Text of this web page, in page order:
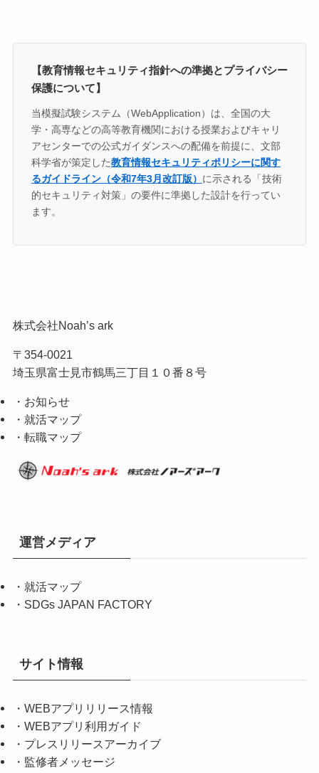
【教育情報セキュリティ指針への準拠とプライバシー
保護について】
当模擬試験システム（WebApplication）は、全国の大
学・高専などの高等教育機関における授業およびキャリ
アセンターでの公式ガイダンスへの配備を前提に、文部
科学省が策定した教育情報セキュリティポリシーに関す
るガイドライン（令和7年3月改訂版） に示される「技術
的セキュリティ対策」の要件に準拠した設計を行ってい
ます。
株式会社Noah’s ark
〒354-0021
埼玉県富士見市鶴馬三丁目１０番８号
・お知らせ
・就活マップ
・転職マップ
運営メディア
・ 就活マップ
・ SDGs JAPAN FACTORY
サイト情報
・ WEBアプリリリース情報
・ WEBアプリ利用ガイド
・ プレスリリースアーカイブ
・ 監修者メッセージ